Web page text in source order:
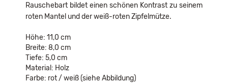
Rauschebart bildet einen schönen Kontrast zu seinem
roten Mantel und der weiß-roten Zipfelmütze.
Höhe: 11,0 cm
Breite: 8,0 cm
Tiefe: 5,0 cm
Material: Holz
Farbe: rot / weiß (siehe Abbildung)